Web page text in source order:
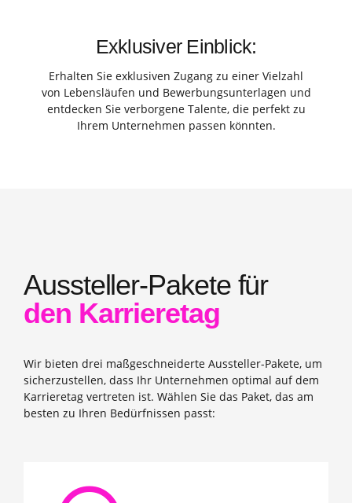
Exklusiver Einblick:
Erhalten Sie exklusiven Zugang zu einer Vielzahl
von Lebensläufen und Bewerbungsunterlagen und
entdecken Sie verborgene Talente, die perfekt zu
Ihrem Unternehmen passen könnten.
Aussteller-Pakete für
den Karrieretag
Wir bieten drei maßgeschneiderte Aussteller-Pakete, um
sicherzustellen, dass Ihr Unternehmen optimal auf dem
Karrieretag vertreten ist. Wählen Sie das Paket, das am
besten zu Ihren Bedürfnissen passt: